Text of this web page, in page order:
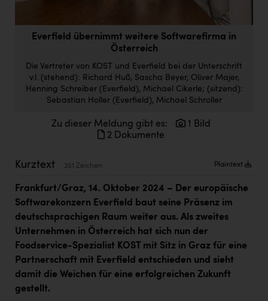
ERLUS AG
Firmenradl
Fristads Austria
HIG Infomotion Group
Immotech
INTERSPAR
Jesolo
Jane Goodall Institute Austria
Kärcher
Everfield übernimmt weitere Softwarefirma in
Österreich
Die Vertreter von KOST und Everfield bei der Unterschrift
v.l. (stehend): Richard Huß, Sascha Beyer, Oliver Majer,
Henning Schreiber (Everfield), Michael Cikerle; (sitzend):
Sebastian Holler (Everfield), Michael Schroller
Zu dieser Meldung gibt es:
1 Bild
2 Dokumente
Kurztext 351 Zeichen Plaintext
Frankfurt/Graz, 14. Oktober 2024 – Der europäische
Softwarekonzern Everfield baut seine Präsenz im
deutschsprachigen Raum weiter aus. Als zweites
Unternehmen in Österreich hat sich nun der
Foodservice-Spezialist KOST mit Sitz in Graz für eine
Partnerschaft mit Everfield entschieden und sieht
damit die Weichen für eine erfolgreichen Zukunft
gestellt.